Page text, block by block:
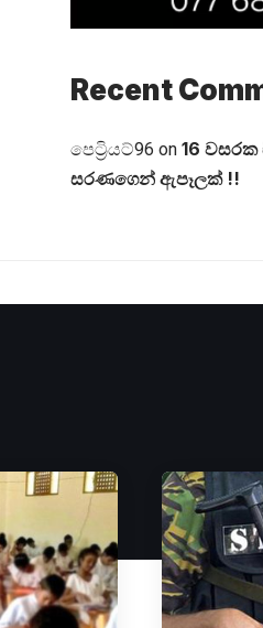
Recent
පෙට්‍රියට්96 on 16
සරණගෙන් ඇපෑලක් !!